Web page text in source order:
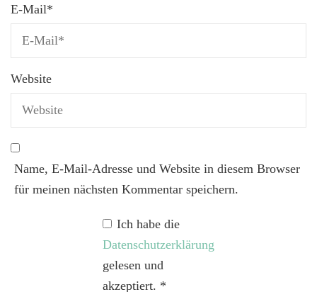
E-Mail*
Website
Name, E-Mail-Adresse und Website in diesem Browser
für meinen nächsten Kommentar speichern.
Ich habe die
Datenschutzerklärung
gelesen und
akzeptiert. *